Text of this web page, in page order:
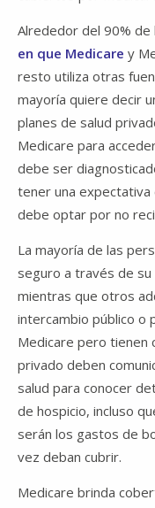
Alrededor del 90% de
en que Medicare y
resto utiliza otras
mayoría quiere decir
planes de salud
Medicare para
debe ser
tener una
debe optar por no
La mayoría de las
seguro a través de
mientras que otros
intercambio público o
Medicare pero tienen
privado deben
salud para conocer
de hospicio, incluso
serán los gastos de
vez deban cubrir.
Medicare brinda